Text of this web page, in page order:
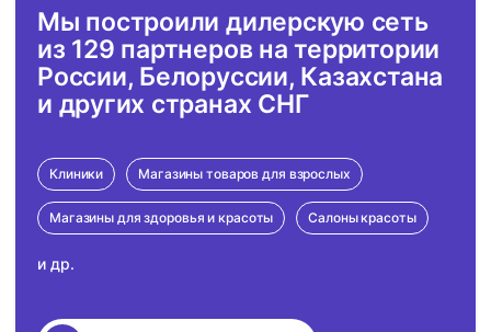
Мы построили дилерскую сеть
из 129 партнеров на территории
России, Белоруссии, Казахстана
и других странах СНГ
Клиники Магазины товаров для взрослых
Магазины для здоровья и красоты Салоны красоты
и др.